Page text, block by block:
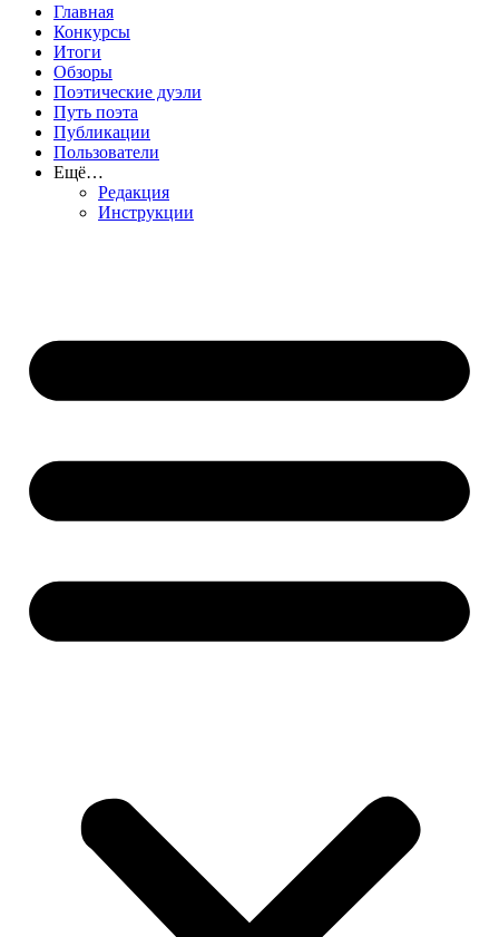
Главная
Конкурсы
Итоги
Обзоры
Поэтические дуэли
Путь поэта
Публикации
Пользователи
Ещё…
Редакция
Инструкции